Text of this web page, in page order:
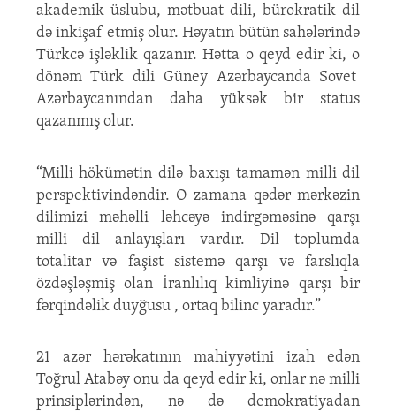
akademik üslubu, mətbuat dili, bürokratik dil
də inkişaf etmiş olur. Həyatın bütün sahələrində
Türkcə işləklik qazanır. Hətta o qeyd edir ki, o
dönəm Türk dili Güney Azərbaycanda Sovet
Azərbaycanından daha yüksək bir status
qazanmış olur.
“Milli hökümətin dilə baxışı tamamən milli dil
perspektivindəndir. O zamana qədər mərkəzin
dilimizi məhəlli ləhcəyə indirgəməsinə qarşı
milli dil anlayışları vardır. Dil toplumda
totalitar və faşist sistemə qarşı və farslıqla
özdəşləşmiş olan İranlılıq kimliyinə qarşı bir
fərqindəlik duyğusu , ortaq bilinc yaradır.”
21 azər hərəkatının mahiyyətini izah edən
Toğrul Atabəy onu da qeyd edir ki, onlar nə milli
prinsiplərindən, nə də demokratiyadan